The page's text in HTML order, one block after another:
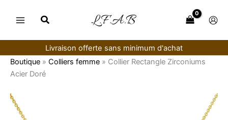
Livraison offerte sans minimum d'achat
Boutique » Colliers femme » Collier Rectangle Zirconiums
Acier Doré
quantité
de
Collier